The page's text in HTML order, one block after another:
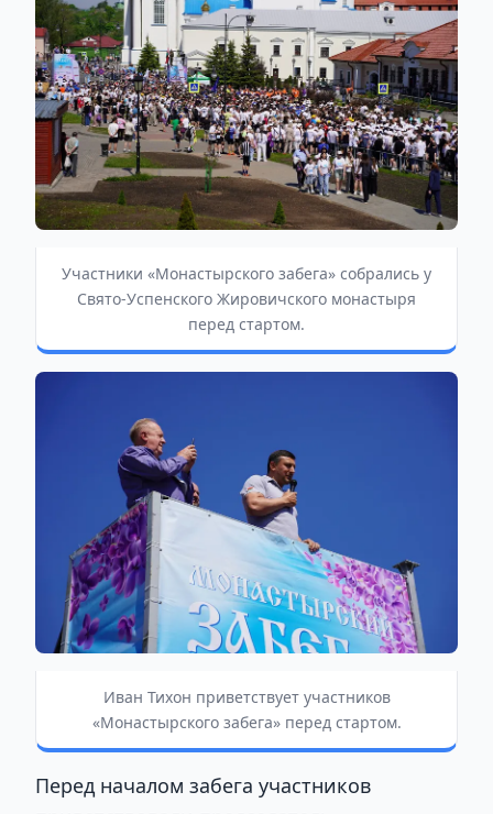
Участники «Монастырского забега» собрались у
Свято-Успенского Жировичского монастыря
перед стартом.
Иван Тихон приветствует участников
«Монастырского забега» перед стартом.
Перед началом забега участников